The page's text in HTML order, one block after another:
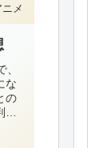
ニメ
な
の